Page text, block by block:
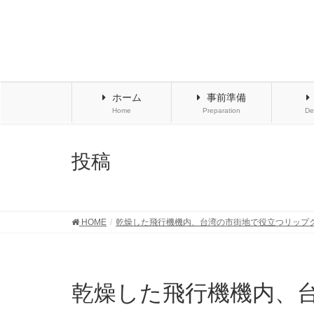
ホーム
Home
事前準備
Preparation
投稿
HOME 乾燥した飛行機機内、台湾の市街地で役立つリップ
乾燥した飛行機機内、台湾の市街地で役立つリップクリ